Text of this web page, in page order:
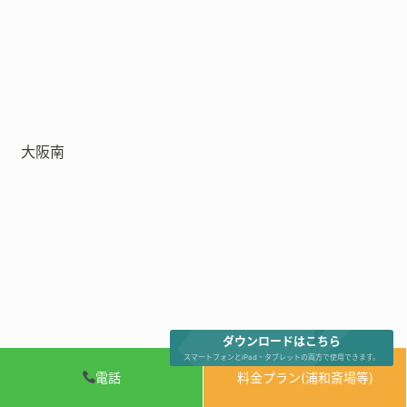
電話 料金プラン(浦和斎場等)
大阪南
ダウンロードはこちら
スマートフォンとiPad・タブレットの両方で使用できます。